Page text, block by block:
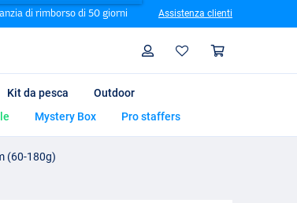
di rimborso di 50 giorni Assistenza clienti
Profilo
Kit da pesca
Outdoor
Mystery Box Pro staffers
(60-180g)